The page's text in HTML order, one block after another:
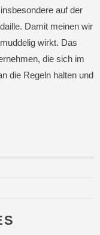
auf der
Damit meinen wir
wirkt. Das
die sich im
die Regeln halten und
E